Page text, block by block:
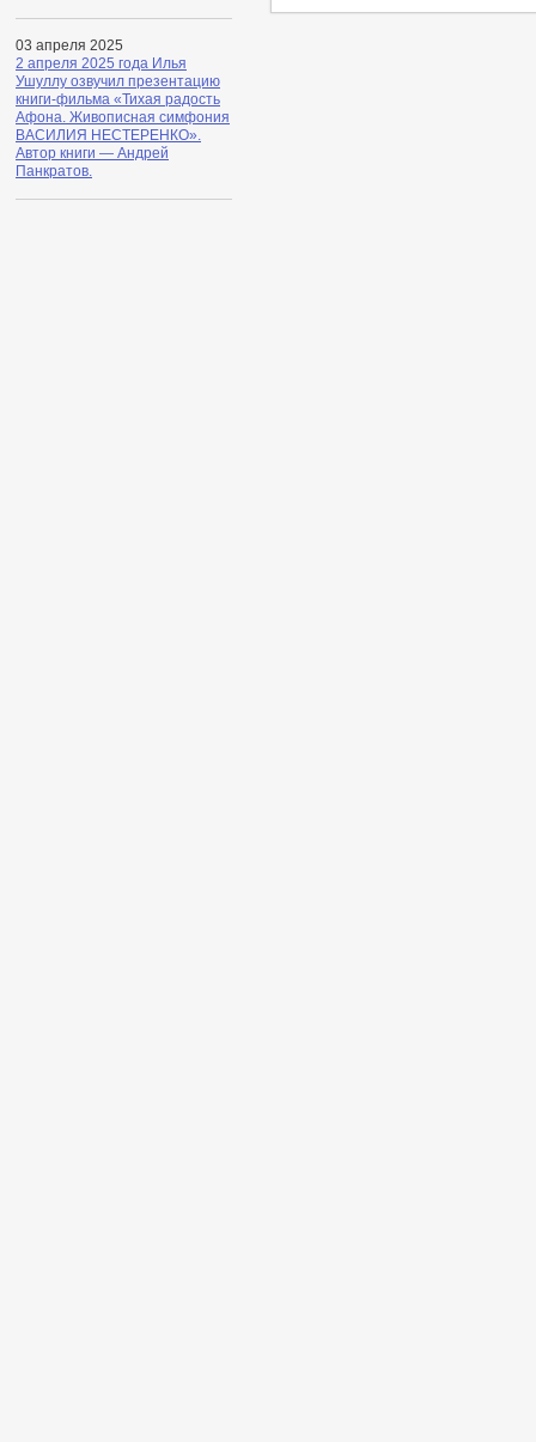
03 апреля 2025
2 апреля 2025 года Илья
Ушуллу озвучил презентацию
книги-фильма «Тихая радость
Афона. Живописная симфония
ВАСИЛИЯ НЕСТЕРЕНКО».
Автор книги — Андрей
Панкратов.